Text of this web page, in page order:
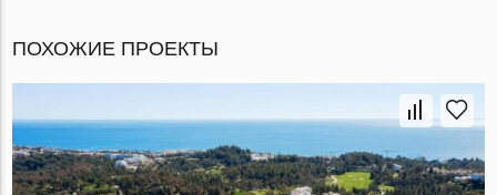
ПОХОЖИЕ ПРОЕКТЫ